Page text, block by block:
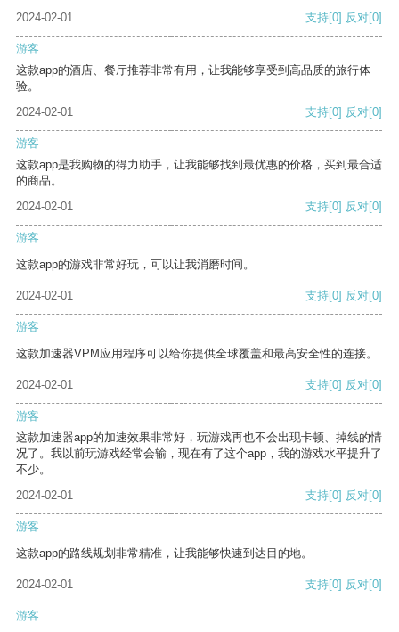
2024-02-01
支持[0] 反对[0]
游客
这款app的酒店、餐厅推荐非常有用，让我能够享受到高品质的旅行体
验。
2024-02-01
支持[0] 反对[0]
游客
这款app是我购物的得力助手，让我能够找到最优惠的价格，买到最合适
的商品。
2024-02-01
支持[0] 反对[0]
游客
这款app的游戏非常好玩，可以让我消磨时间。
2024-02-01 支持[0] 反对[0]
游客
这款加速器VPM应用程序可以给你提供全球覆盖和最高安全性的连接。
2024-02-01 支持[0] 反对[0]
游客
这款加速器app的加速效果非常好，玩游戏再也不会出现卡顿、掉线的情
况了。我以前玩游戏经常会输，现在有了这个app，我的游戏水平提升了
不少。
2024-02-01
支持[0] 反对[0]
游客
这款app的路线规划非常精准，让我能够快速到达目的地。
2024-02-01 支持[0] 反对[0]
游客